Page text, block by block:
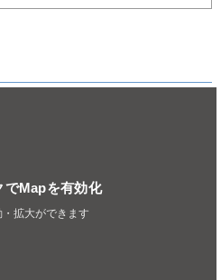
Mapを有効化
拡大ができます